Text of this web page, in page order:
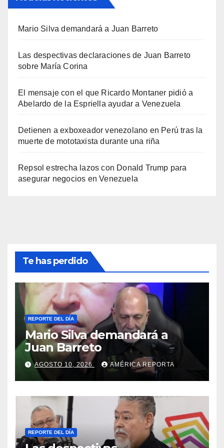
Mario Silva demandará a Juan Barreto
Las despectivas declaraciones de Juan Barreto
sobre María Corina
El mensaje con el que Ricardo Montaner pidió a
Abelardo de la Espriella ayudar a Venezuela
Detienen a exboxeador venezolano en Perú tras la
muerte de mototaxista durante una riña
Repsol estrecha lazos con Donald Trump para
asegurar negocios en Venezuela
Te has perdido
REPORTE DEL DÍA
Mario Silva demandará a
Juan Barreto
AGOSTO 10, 2026 AMÉRICA REPORTA
REPORTE DEL DÍA